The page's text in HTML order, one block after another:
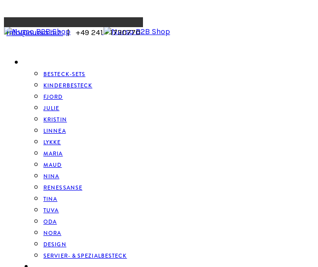
info@nurso.biz| +49 241 - 1730770
BESTECK-SETS
KINDERBESTECK
FJORD
JULIE
KRISTIN
LINNEA
LYKKE
MARIA
MAUD
NINA
RENESSANSE
TINA
TUVA
ODA
NORA
DESIGN
SERVIER- & SPEZIALBESTECK